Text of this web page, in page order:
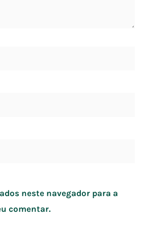
neste navegador para a
comentar.